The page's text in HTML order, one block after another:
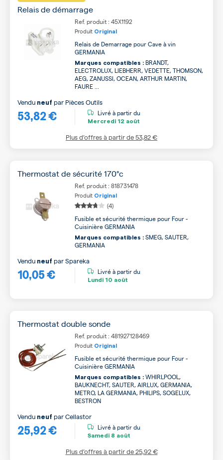
Relais de démarrage
Ref. produit : 45X1192
Produit Original
Relais de Demarrage pour Cave à vin
GERMANIA
Marques compatibles : BRANDT,
ELECTROLUX, LIEBHERR, VEDETTE, THOMSON,
AEG, ZANUSSI, OCEAN, ARTHUR MARTIN,
FAURE ...
53,82 €
Vendu neuf par Pièces Outils
Livré à partir du
Mercredi 12 août
Plus d’offres à partir de53,82 €
Thermostat de sécurité 170°c
Ref. produit : 818731478
Produit Original
(4)
Fusible et sécurité thermique pour Four -
Cuisinière GERMANIA
Marques compatibles : SMEG, SAUTER,
GERMANIA
10,05 €
Vendu neuf parSpareka
Livré à partir du
Lundi 10 août
Thermostat double sonde
Ref. produit : 481927128469
Produit Original
Fusible et sécurité thermique pour Four -
Cuisinière GERMANIA
Marques compatibles : WHIRLPOOL,
BAUKNECHT, SAUTER, AIRLUX, GERMANIA,
METRO, LA GERMANIA, PHILIPS, SOGELUX,
BESTRON
25,92 €
Vendu neuf parCellastor
Livré à partir du
Samedi 8 août
Plus d’offres à partir de25,92 €